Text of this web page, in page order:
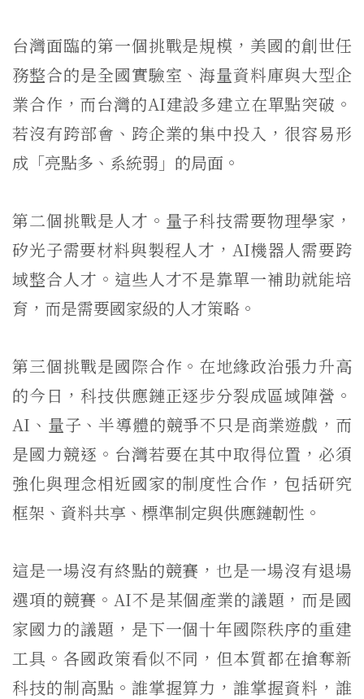
台灣面臨的第一個挑戰是規模，美國的創世任
務整合的是全國實驗室、海量資料庫與大型企
業合作，而台灣的AI建設多建立在單點突破。
若沒有跨部會、跨企業的集中投入，很容易形
成「亮點多、系統弱」的局面。
第二個挑戰是人才。量子科技需要物理學家，
矽光子需要材料與製程人才，AI機器人需要跨
域整合人才。這些人才不是靠單一補助就能培
育，而是需要國家級的人才策略。
第三個挑戰是國際合作。在地緣政治張力升高
的今日，科技供應鏈正逐步分裂成區域陣營。
AI、量子、半導體的競爭不只是商業遊戲，而
是國力競逐。台灣若要在其中取得位置，必須
強化與理念相近國家的制度性合作，包括研究
框架、資料共享、標準制定與供應鏈韌性。
這是一場沒有終點的競賽，也是一場沒有退場
選項的競賽。AI不是某個產業的議題，而是國
家國力的議題，是下一個十年國際秩序的重建
工具。各國政策看似不同，但本質都在搶奪新
科技的制高點。誰掌握算力，誰掌握資料，誰